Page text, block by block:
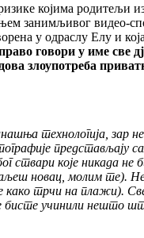
којима родитељи
занимљивог видео-
у одраслу Елу и
говори у име све
злоупотреба
технологија ,зар не
представљају
ствари које никада не
новац молим те).
како трчи на плажи).
бисте учинили нешто